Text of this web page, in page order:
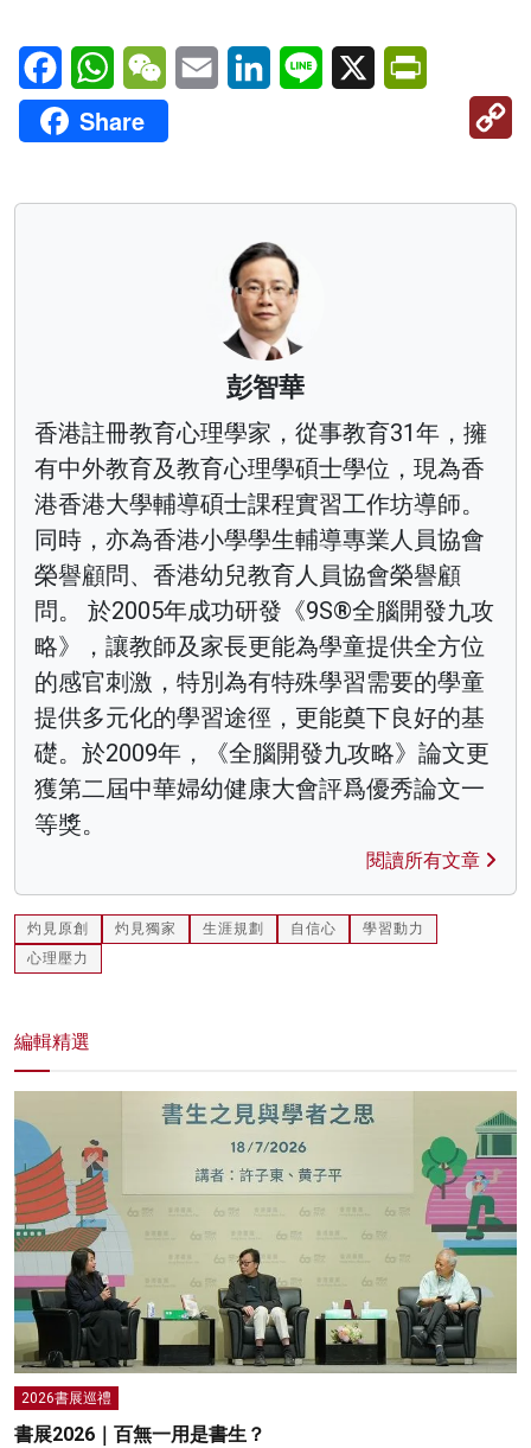
FacebookWhatsAppWeChatEmail LinkedInLine X
Share
彭智華
香港註冊教育心理學家，從事教育31年，擁
有中外教育及教育心理學碩士學位，現為香
港香港大學輔導碩士課程實習工作坊導師。
同時，亦為香港小學學生輔導專業人員協會
榮譽顧問、香港幼兒教育人員協會榮譽顧
問。 於2005年成功研發《9S®全腦開發九攻
略》，讓教師及家長更能為學童提供全方位
的感官刺激，特別為有特殊學習需要的學童
提供多元化的學習途徑，更能奠下良好的基
礎。於2009年，《全腦開發九攻略》論文更
獲第二屆中華婦幼健康大會評爲優秀論文一
等獎。
閱讀所有文章
灼見原創 灼見獨家 生涯規劃 自信心
學習動力
心理壓力
編輯精選
2026書展巡禮
書展2026｜百無一用是書生？